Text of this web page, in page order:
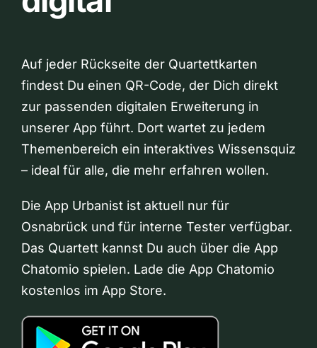
Auf jeder Rückseite der Quartettkarten
findest Du einen QR-Code, der Dich direkt
zur passenden digitalen Erweiterung in
unserer App führt. Dort wartet zu jedem
Themenbereich ein interaktives Wissensquiz
– ideal für alle, die mehr erfahren wollen.
Die App Urbanist ist aktuell nur für
Osnabrück und für interne Tester verfügbar.
Das Quartett kannst Du auch über die App
Chatomio spielen. Lade die App Chatomio
kostenlos im App Store.